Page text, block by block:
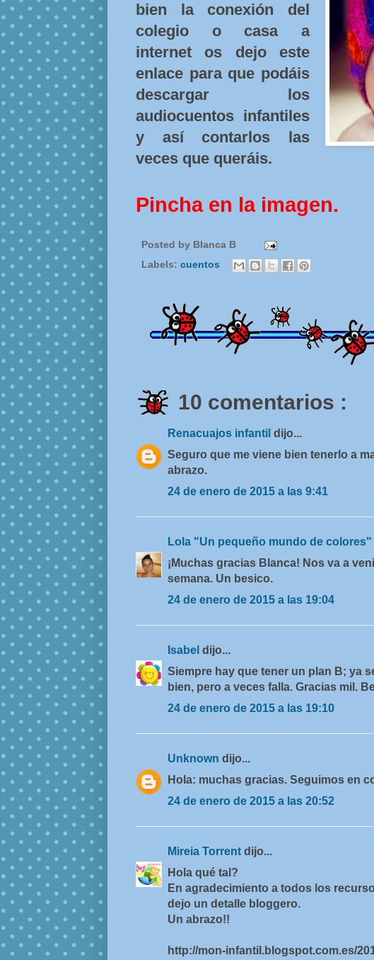
bien la conexión del
colegio o casa a
internet os dejo este
enlace para que podáis
descargar los
audiocuentos infantiles
y así contarlos las
veces que queráis.
Pincha en la imagen.
Posted by Blanca B
Labels: cuentos
10 comentarios :
Renacuajos infantil dijo...
Seguro que me viene bien tenerlo a
abrazo.
24 de enero de 2015 a las 9:41
Lola "Un pequeño mundo de colores"
¡Muchas gracias Blanca! Nos va a
semana. Un besico.
24 de enero de 2015 a las 19:04
Isabel dijo...
Siempre hay que tener un plan B; ya
bien, pero a veces falla. Gracias mil.
24 de enero de 2015 a las 19:10
Unknown dijo...
Hola: muchas gracias. Seguimos en
24 de enero de 2015 a las 20:52
Mireia Torrent dijo...
Hola qué tal?
En agradecimiento a todos los
dejo un detalle bloggero.
Un abrazo!!
http://mon-infantil.blogspot.com.es/